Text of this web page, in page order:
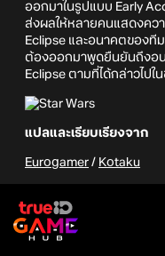
ออกมาในรูปแบบ Early
ส่งผลให้หลายคนแสดงคว
Eclipse และอนาคตของที
ต้องออกมาพูดยืนยันถึงอ
Eclipse ตามที่ได้กล่าวไปใ
แปลและเรียบเรียงจาก
Eurogamer / Kotaku